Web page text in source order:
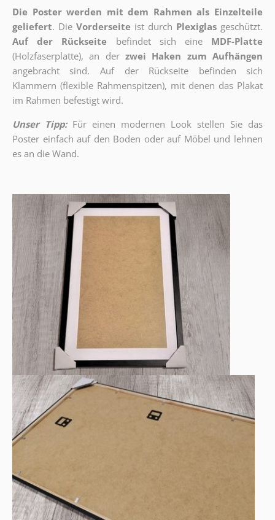
Die Poster werden mit dem Rahmen als Einzelteile
geliefert. Die Vorderseite ist durch Plexiglas geschützt.
Auf der Rückseite
befindet sich eine
MDF-Platte
(Holzfaserplatte), an der zwei Haken zum Aufhängen
angebracht sind.
Auf der Rückseite befinden sich
Klammern (flexible Rahmenspitzen), mit denen das Plakat
im Rahmen befestigt wird.
Unser Tipp: Für einen modernen Look stellen Sie das
Poster einfach auf den Boden oder auf Möbel und lehnen
es an die Wand.